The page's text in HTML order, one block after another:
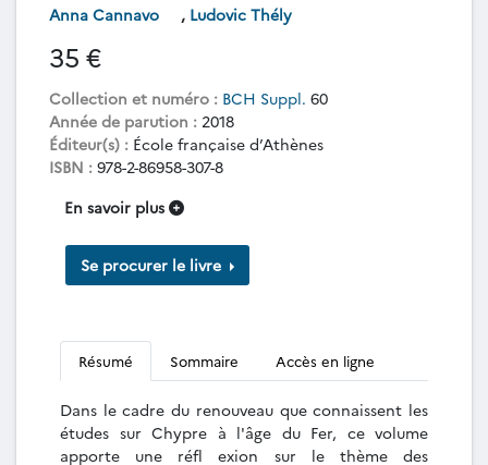
Anna Cannavo , Ludovic Thély
35 €
Collection et numéro : BCH Suppl. 60
Année de parution : 2018
Éditeur(s) : École française d’Athènes
ISBN : 978-2-86958-307-8
En savoir plus
Se procurer le livre
Résumé Sommaire Accès en ligne
Dans le cadre du renouveau que connaissent les
études sur Chypre à l'âge du Fer, ce volume
apporte une réfl exion sur le thème des